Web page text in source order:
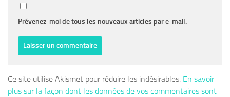
Prévenez-moi de tous les nouveaux articles par e-mail.
Ce site utilise Akismet pour réduire les indésirables. En savoir
plus sur la façon dont les données de vos commentaires sont